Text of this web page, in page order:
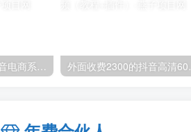
玺承·电商企业玩转抖音电商系列课，6大维度，6位老师，线上揭秘抖音商家入局SOP 外面收费